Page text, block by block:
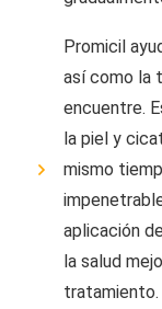
Promicil
así como la
encuentre.
la piel y
mismo
aplicación
la salud
tratamiento.